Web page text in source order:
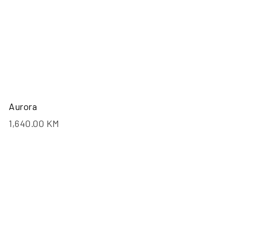
Aurora
1,640.00 KM